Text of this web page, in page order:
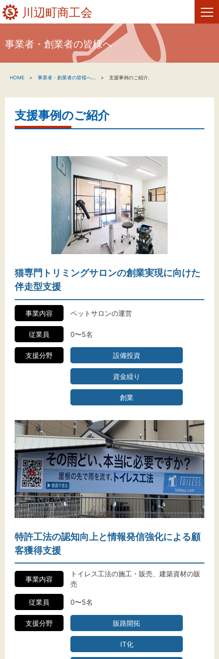
川辺町商工会
新着情報
関係機関の方へ
お問い合わせ
文字サイズ
標準 拡大
背景色
事業者・創業者の皆様へ
HOME 事業者・創業者の皆様へ 支援事例のご紹介.
支援事例のご紹介
猫専門トリミングサロンの創業実現に向けた
伴走型支援
事業内容 ペットサロンの運営
従業員 0〜5名
支援分野 設備投資
資金繰り
創業
特許工法の認知向上と情報発信強化による顧
客獲得支援
事業内容
トイレス工法の施工・販売、建築資材の販
売
従業員 0〜5名
支援分野 販路開拓
IT化